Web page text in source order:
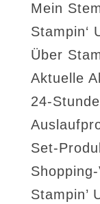
Mein
Stampin‘
Über
Aktuelle
24-
Set-
Stampin’